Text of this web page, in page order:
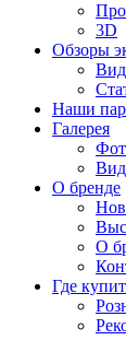
3D
Обзоры
Наши
Галерея
О бренде
О
Где